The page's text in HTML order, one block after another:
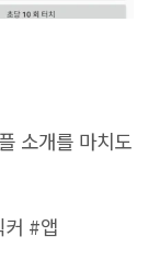
소개를 마치도
#앱